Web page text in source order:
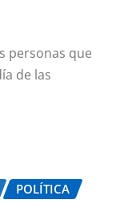
personas que
de las
POLÍTICA